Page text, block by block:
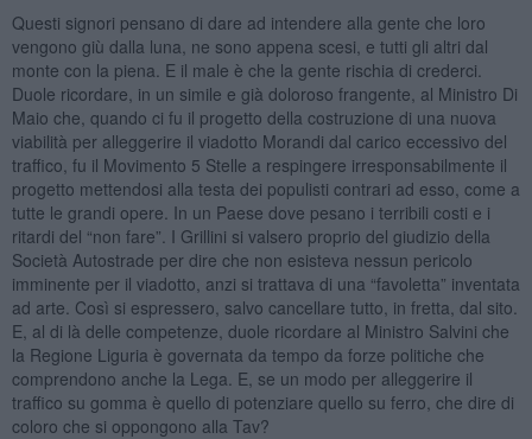
Questi signori pensano di dare ad intendere alla gente che loro
vengono giù dalla luna, ne sono appena scesi, e tutti gli altri dal
monte con la piena. E il male è che la gente rischia di crederci.
Duole ricordare, in un simile e già doloroso frangente, al Ministro Di
Maio che, quando ci fu il progetto della costruzione di una nuova
viabilità per alleggerire il viadotto Morandi dal carico eccessivo del
traffico, fu il Movimento 5 Stelle a respingere irresponsabilmente il
progetto mettendosi alla testa dei populisti contrari ad esso, come a
tutte le grandi opere. In un Paese dove pesano i terribili costi e i
ritardi del “non fare”. I Grillini si valsero proprio del giudizio della
Società Autostrade per dire che non esisteva nessun pericolo
imminente per il viadotto, anzi si trattava di una “favoletta” inventata
ad arte. Così si espressero, salvo cancellare tutto, in fretta, dal sito.
E, al di là delle competenze, duole ricordare al Ministro Salvini che
la Regione Liguria è governata da tempo da forze politiche che
comprendono anche la Lega. E, se un modo per alleggerire il
traffico su gomma è quello di potenziare quello su ferro, che dire di
coloro che si oppongono alla Tav?